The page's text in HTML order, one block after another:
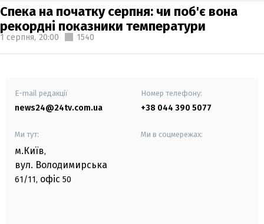
Спека на початку серпня: чи поб'є вона
рекордні показники температури
1 серпня, 20:00 1540
E-mail редакції
news24@24tv.com.ua
Номер телефону:
+38 044 390 5077
Ми тут:
м.Київ,
вул. Володимирська
61/11, офіс 50
Ми в соцмережах: